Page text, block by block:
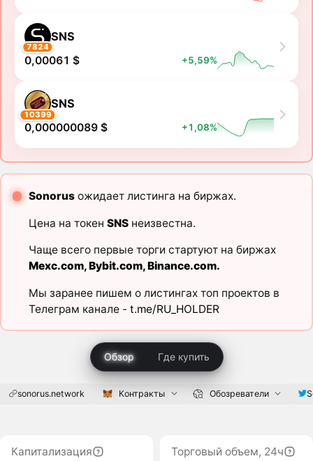
7824
SNS
0,00061 $ +5,59%
10399
SNS
0,000000089 $ +1,08%
Sonorusожидает листинга на биржах.
Цена на токен SNSнеизвестна.
Чаще всего первые торги стартуют на биржах
Mexc.com,Bybit.com,Binance.com.
Мы заранее пишем о листингах топ проектов в
Телеграм канале - t.me/RU_HOLDER
Обзор Где купить
sonorus.network Контракты Обозреватели
Капитализация
Торговый объем, 24ч